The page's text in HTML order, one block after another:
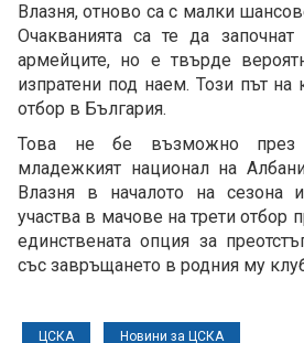
Влазня, отново са с малки
Очакванията са те да започнат
армейците, но е твърде
изпратени под наем. Този път
отбор в България.
Това не бе възможно през
младежкият национал на
Влазня в началото на
участва в мачове на трети отбор
единствената опция за
със завръщането в родния му
ЦСКА Новини за ЦСКА